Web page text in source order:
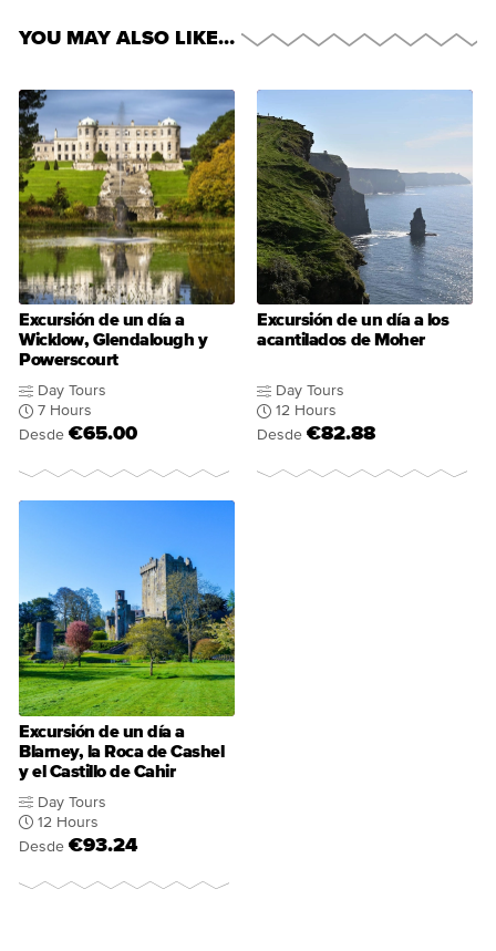
YOU MAY ALSO LIKE…
Excursión de un día a
Wicklow, Glendalough y
Powerscourt
Day Tours
7 Hours
Desde €65.00
Excursión de un día a los
acantilados de Moher
Day Tours
12 Hours
Desde €82.88
Excursión de un día a
Blarney, la Roca de Cashel
y el Castillo de Cahir
Day Tours
12 Hours
Desde €93.24